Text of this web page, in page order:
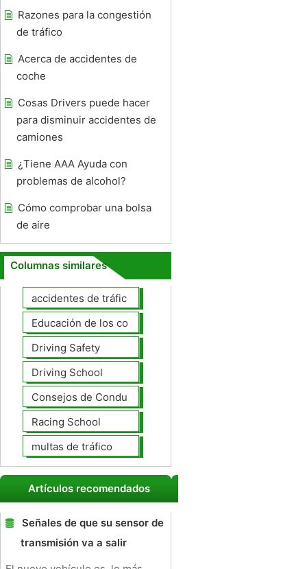
Razones para la congestión
de tráfico
Acerca de accidentes de
coche
Cosas Drivers puede hacer
para disminuir accidentes de
camiones
¿Tiene AAA Ayuda con
problemas de alcohol?
Cómo comprobar una bolsa
de aire
Columnas similares
accidentes de tráfico
Educación de los conductores
Driving Safety
Driving School
Consejos de Conducción
Racing School
multas de tráfico
Artículos recomendados
Señales de que su sensor de
transmisión va a salir